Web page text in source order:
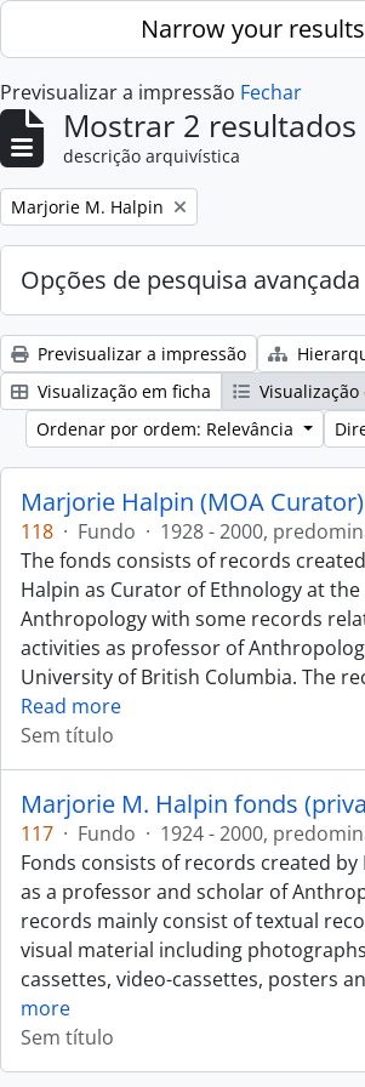
Skip to main contentNarrow your
Previsualizar a impressão Fechar
Mostrar 2 resultados
descrição arquivística
Remove filter:
Marjorie M. Halpin
Opções de pesquisa avançada
Previsualizar a impressão
Visualização em ficha
Ordenar por ordem: Relevância
Marjorie Halpin (MOA
118 · Fundo · 1928 - 2000,
The fonds consists of records
Halpin as Curator of Ethnology at
Anthropology with some records
activities as professor of
University of British Columbia. The
Read more
Sem título
Marjorie M. Halpin fonds
117 · Fundo · 1924 - 2000,
Fonds consists of records created
as a professor and scholar of
records mainly consist of textual
visual material including
cassettes, video-cassettes, posters
more
Sem título